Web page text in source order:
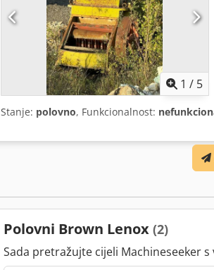
1 / 5
Stanje: polovno, Funkcionalnost:
Polovni Brown Lenox (2)
Sada pretražujte cijeli Machineseeker